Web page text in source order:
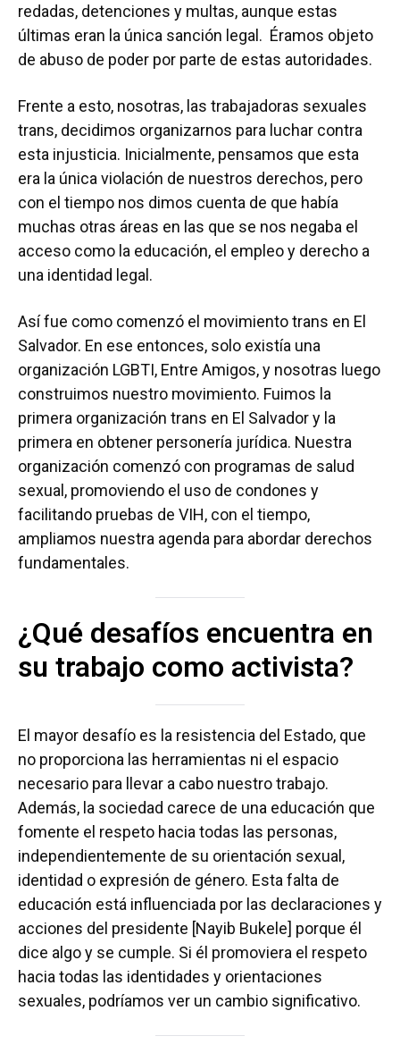
redadas, detenciones y multas, aunque estas
últimas eran la única sanción legal. Éramos objeto
de abuso de poder por parte de estas autoridades.
Frente a esto, nosotras, las trabajadoras sexuales
trans, decidimos organizarnos para luchar contra
esta injusticia. Inicialmente, pensamos que esta
era la única violación de nuestros derechos, pero
con el tiempo nos dimos cuenta de que había
muchas otras áreas en las que se nos negaba el
acceso como la educación, el empleo y derecho a
una identidad legal.
Así fue como comenzó el movimiento trans en El
Salvador. En ese entonces, solo existía una
organización LGBTI, Entre Amigos, y nosotras luego
construimos nuestro movimiento. Fuimos la
primera organización trans en El Salvador y la
primera en obtener personería jurídica. Nuestra
organización comenzó con programas de salud
sexual, promoviendo el uso de condones y
facilitando pruebas de VIH, con el tiempo,
ampliamos nuestra agenda para abordar derechos
fundamentales.
¿Qué desafíos encuentra en
su trabajo como activista?
El mayor desafío es la resistencia del Estado, que
no proporciona las herramientas ni el espacio
necesario para llevar a cabo nuestro trabajo.
Además, la sociedad carece de una educación que
fomente el respeto hacia todas las personas,
independientemente de su orientación sexual,
identidad o expresión de género. Esta falta de
educación está influenciada por las declaraciones y
acciones del presidente [Nayib Bukele] porque él
dice algo y se cumple. Si él promoviera el respeto
hacia todas las identidades y orientaciones
sexuales, podríamos ver un cambio significativo.